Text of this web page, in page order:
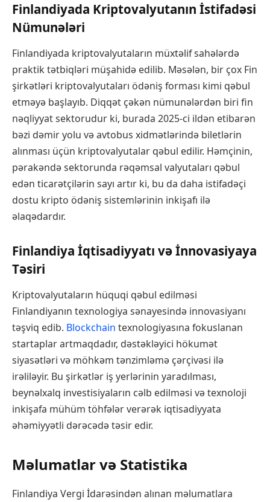
Finlandiyada Kriptovalyutanın İstifadəsi
Nümunələri
Finlandiyada kriptovalyutaların müxtəlif sahələrdə
praktik tətbiqləri müşahidə edilib. Məsələn, bir çox Fin
şirkətləri kriptovalyutaları ödəniş forması kimi qəbul
etməyə başlayıb. Diqqət çəkən nümunələrdən biri fin
nəqliyyat sektorudur ki, burada 2025-ci ildən etibarən
bəzi dəmir yolu və avtobus xidmətlərində biletlərin
alınması üçün kriptovalyutalar qəbul edilir. Həmçinin,
pərakəndə sektorunda rəqəmsal valyutaları qəbul
edən ticarətçilərin sayı artır ki, bu da daha istifadəçi
dostu kripto ödəniş sistemlərinin inkişafı ilə
əlaqədardır.
Finlandiya İqtisadiyyatı və İnnovasiyaya
Təsiri
Kriptovalyutaların hüquqi qəbul edilməsi
Finlandiyanın texnologiya sənayesində innovasiyanı
təşviq edib. Blockchain texnologiyasına fokuslanan
startaplar artmaqdadır, dəstəkləyici hökumət
siyasətləri və möhkəm tənzimləmə çərçivəsi ilə
irəliləyir. Bu şirkətlər iş yerlərinin yaradılması,
beynəlxalq investisiyaların cəlb edilməsi və texnoloji
inkişafa mühüm töhfələr verərək iqtisadiyyata
əhəmiyyətli dərəcədə təsir edir.
Məlumatlar və Statistika
Finlandiya Vergi İdarəsindən alınan məlumatlara